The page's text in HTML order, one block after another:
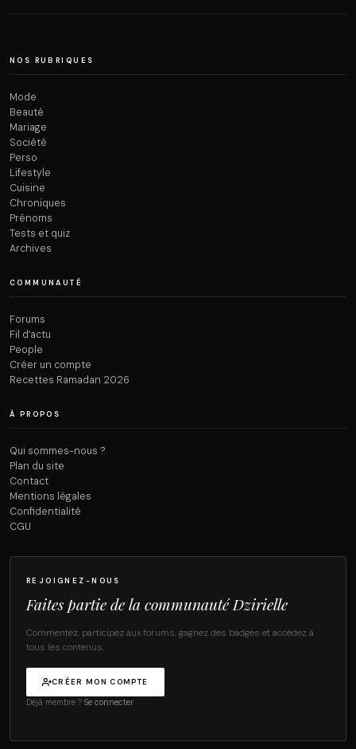
NOS RUBRIQUES
Mode
Beauté
Mariage
Société
Perso
Lifestyle
Cuisine
Chroniques
Prénoms
Tests et quiz
Archives
COMMUNAUTÉ
Forums
Fil d’actu
People
Créer un compte
Recettes Ramadan 2026
À PROPOS
Qui sommes-nous ?
Plan du site
Contact
Mentions légales
Confidentialité
CGU
REJOIGNEZ-NOUS
Faites partie de la communauté Dzirielle
Commentez, participez aux forums, gagnez des badges et accédez à
tous les contenus.
CRÉER MON COMPTE
Déjà membre ? Se connecter